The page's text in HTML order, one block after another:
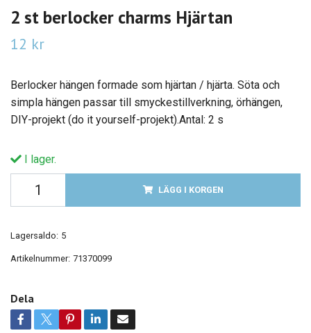
2 st berlocker charms Hjärtan
12 kr
Berlocker hängen formade som hjärtan / hjärta. Söta och
simpla hängen passar till smyckestillverkning, örhängen,
DIY-projekt (do it yourself-projekt).Antal: 2 s
I lager.
LÄGG I KORGEN
Lagersaldo: 5
Artikelnummer: 71370099
Dela